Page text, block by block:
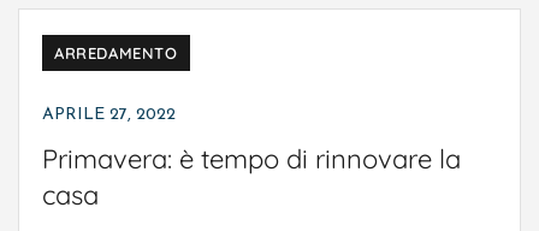
ARREDAMENTO
APRILE 27, 2022
Primavera: è tempo di rinnovare la
casa